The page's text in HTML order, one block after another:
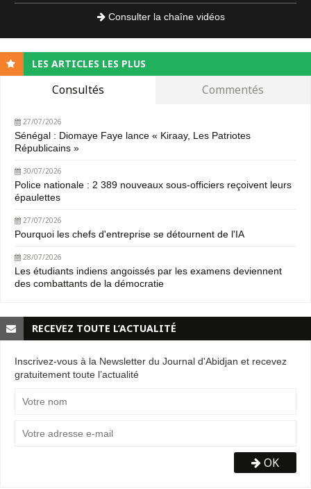
Consulter la chaîne vidéos
LES ARTICLES LES PLUS
Consultés Commentés
27/07/2026
Sénégal : Diomaye Faye lance « Kiraay, Les Patriotes
Républicains »
30/07/2026
Police nationale : 2 389 nouveaux sous-officiers reçoivent leurs
épaulettes
27/07/2026
Pourquoi les chefs d'entreprise se détournent de l'IA
28/07/2026
Les étudiants indiens angoissés par les examens deviennent
des combattants de la démocratie
RECEVEZ TOUTE L’ACTUALITÉ
Inscrivez-vous à la Newsletter du Journal d'Abidjan et recevez
gratuitement toute l’actualité
OK